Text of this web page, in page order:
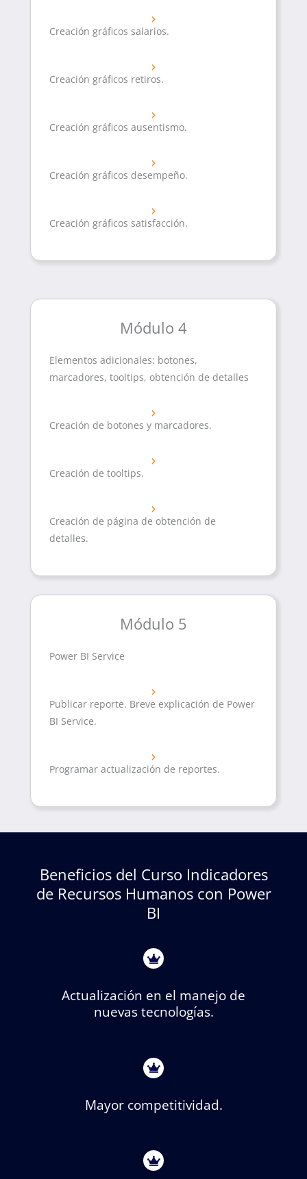
Creación gráficos salarios.
Creación gráficos retiros.
Creación gráficos ausentismo.
Creación gráficos desempeño.
Creación gráficos satisfacción.
Módulo 4
Elementos adicionales: botones,
marcadores, tooltips, obtención de detalles
Creación de botones y marcadores.
Creación de tooltips.
Creación de página de obtención de
detalles.
Módulo 5
Power BI Service
Publicar reporte. Breve explicación de Power
BI Service.
Programar actualización de reportes.
Beneficios del Curso Indicadores
de Recursos Humanos con Power
BI
Actualización en el manejo de
nuevas tecnologías.
Mayor competitividad.